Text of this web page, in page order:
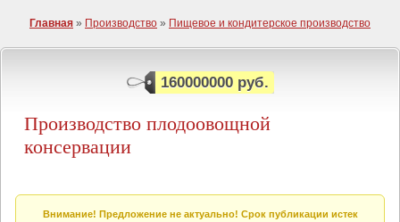
Главная » Производство » Пищевое и кондитерское производство
160000000 руб.
Производство плодоовощной
консервации
Внимание! Предложение не актуально! Срок публикации истек